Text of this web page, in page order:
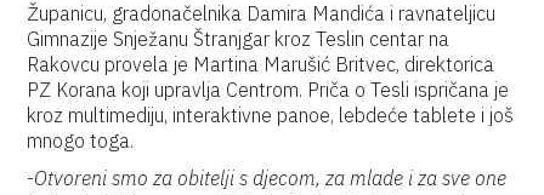
Županicu, gradonačelnika Damira Mandića i ravnateljicu
Gimnazije Snježanu Štranjgar kroz Teslin centar na
Rakovcu provela je Martina Marušić Britvec, direktorica
PZ Korana koji upravlja Centrom. Priča o Tesli ispričana je
kroz multimediju, interaktivne panoe, lebdeće tablete i još
mnogo toga.
-Otvoreni smo za obitelji s djecom, za mlade i za sve one